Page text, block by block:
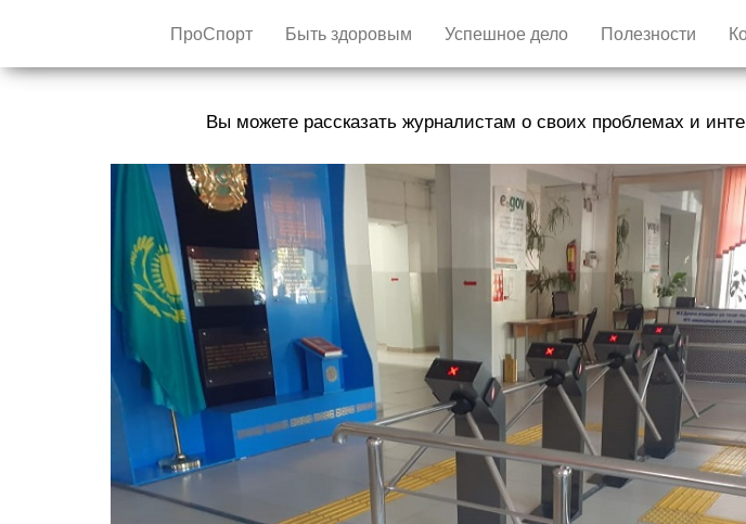
ПроСпорт Быть здоровым Успешное дело Полезности
Вы можете рассказать журналистам о своих проблемах и